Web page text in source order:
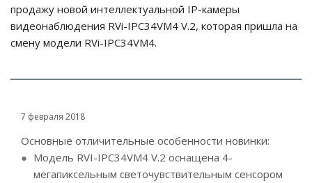
продажу новой интеллектуальной IP-камеры
видеонаблюдения RVi-IPC34VM4 V.2, которая пришла на
смену модели RVi-IPC34VM4.
7 февраля 2018
Основные отличительные особенности новинки:
Модель RVI-IPC34VM4 V.2 оснащена 4-
мегапиксельным светочувствительным сенсором